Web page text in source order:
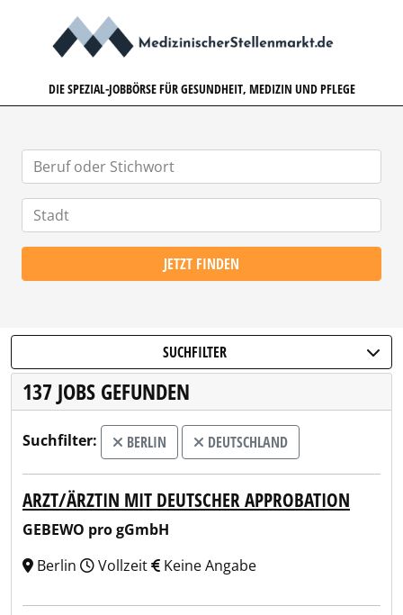
DIE SPEZIAL-JOBBÖRSE FÜR GESUNDHEIT, MEDIZIN UND PFLEGE
JETZT FINDEN
SUCHFILTER
137 JOBS GEFUNDEN
Suchfilter: BERLIN DEUTSCHLAND
ARZT/ÄRZTIN MIT DEUTSCHER APPROBATION
GEBEWO pro gGmbH
Berlin
Vollzeit Keine Angabe